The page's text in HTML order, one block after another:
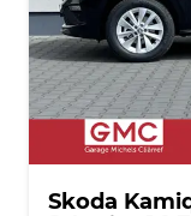
Skoda